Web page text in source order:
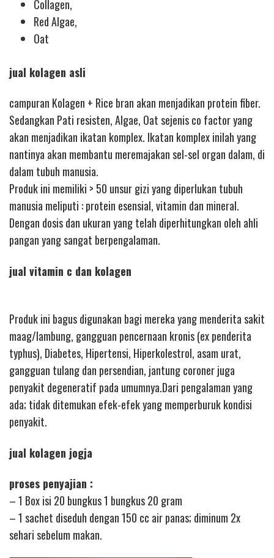
Collagen,
Red Algae,
Oat
jual kolagen asli
campuran Kolagen + Rice bran akan menjadikan protein fiber.
Sedangkan Pati resisten, Algae, Oat sejenis co factor yang
akan menjadikan ikatan komplex. Ikatan komplex inilah yang
nantinya akan membantu meremajakan sel-sel organ dalam, di
dalam tubuh manusia.
Produk ini memiliki > 50 unsur gizi yang diperlukan tubuh
manusia meliputi : protein esensial, vitamin dan mineral.
Dengan dosis dan ukuran yang telah diperhitungkan oleh ahli
pangan yang sangat berpengalaman.
jual vitamin c dan kolagen
Produk ini bagus digunakan bagi mereka yang menderita sakit
maag/lambung, gangguan pencernaan kronis (ex penderita
typhus), Diabetes, Hipertensi, Hiperkolestrol, asam urat,
gangguan tulang dan persendian, jantung coroner juga
penyakit degeneratif pada umumnya.Dari pengalaman yang
ada; tidak ditemukan efek-efek yang memperburuk kondisi
penyakit.
jual kolagen jogja
proses penyajian :
– 1 Box isi 20 bungkus 1 bungkus 20 gram
– 1 sachet diseduh dengan 150 cc air panas; diminum 2x
sehari sebelum makan.